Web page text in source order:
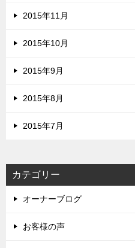
2015年11月
2015年10月
2015年9月
2015年8月
2015年7月
カテゴリー
オーナーブログ
お客様の声